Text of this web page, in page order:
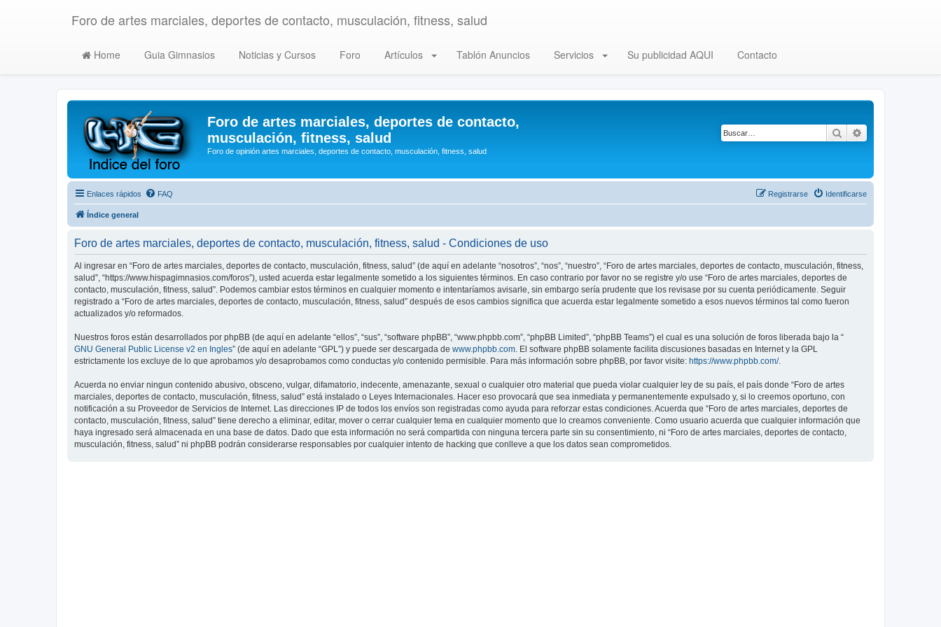
Foro de artes marciales, deportes de contacto, musculación, fitness, salud
Home Guia Gimnasios Noticias y Cursos Foro Artículos Tablón Anuncios Servicios Su publicidad AQUI Contacto
Foro de artes marciales, deportes de contacto,
musculación, fitness, salud
Foro de opinión artes marciales, deportes de contacto, musculación, fitness, salud
Buscar
Enlaces rápidos FAQ Identificarse
Registrarse
Índice general
Foro de artes marciales, deportes de contacto, musculación, fitness, salud - Condiciones de uso
Al ingresar en “Foro de artes marciales, deportes de contacto, musculación, fitness, salud” (de aquí en adelante “nosotros”, “nos”, “nuestro”, “Foro de artes marciales, deportes de contacto, musculación, fitness,
salud”, “https://www.hispagimnasios.com/foros”), usted acuerda estar legalmente sometido a los siguientes términos. En caso contrario por favor no se registre y/o use “Foro de artes marciales, deportes de
contacto, musculación, fitness, salud”. Podemos cambiar estos términos en cualquier momento e intentaríamos avisarle, sin embargo sería prudente que los revisase por su cuenta periódicamente. Seguir
registrado a “Foro de artes marciales, deportes de contacto, musculación, fitness, salud” después de esos cambios significa que acuerda estar legalmente sometido a esos nuevos términos tal como fueron
actualizados y/o reformados.
Nuestros foros están desarrollados por phpBB (de aquí en adelante “ellos”, “sus”, “software phpBB”, “www.phpbb.com”, “phpBB Limited”, “phpBB Teams”) el cual es una solución de foros liberada bajo la “
GNU General Public License v2 en Ingles” (de aquí en adelante “GPL”) y puede ser descargada de www.phpbb.com. El software phpBB solamente facilita discusiones basadas en Internet y la GPL
estrictamente los excluye de lo que aprobamos y/o desaprobamos como conductas y/o contenido permisible. Para más información sobre phpBB, por favor visite: https://www.phpbb.com/.
Acuerda no enviar ningun contenido abusivo, obsceno, vulgar, difamatorio, indecente, amenazante, sexual o cualquier otro material que pueda violar cualquier ley de su país, el país donde “Foro de artes
marciales, deportes de contacto, musculación, fitness, salud” está instalado o Leyes Internacionales. Hacer eso provocará que sea inmediata y permanentemente expulsado y, si lo creemos oportuno, con
notificación a su Proveedor de Servicios de Internet. Las direcciones IP de todos los envíos son registradas como ayuda para reforzar estas condiciones. Acuerda que “Foro de artes marciales, deportes de
contacto, musculación, fitness, salud” tiene derecho a eliminar, editar, mover o cerrar cualquier tema en cualquier momento que lo creamos conveniente. Como usuario acuerda que cualquier información que
haya ingresado será almacenada en una base de datos. Dado que esta información no será compartida con ninguna tercera parte sin su consentimiento, ni “Foro de artes marciales, deportes de contacto,
musculación, fitness, salud” ni phpBB podrán considerarse responsables por cualquier intento de hacking que conlleve a que los datos sean comprometidos.